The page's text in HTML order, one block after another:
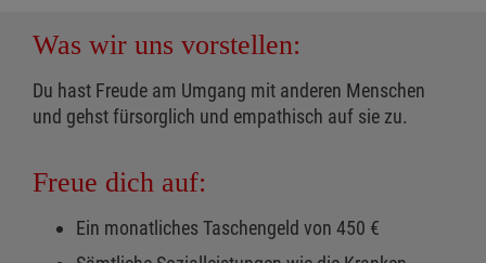
Was wir uns vorstellen:
Du hast Freude am Umgang mit anderen Menschen
und gehst fürsorglich und empathisch auf sie zu.
Freue dich auf:
Ein monatliches Taschengeld von 450 €